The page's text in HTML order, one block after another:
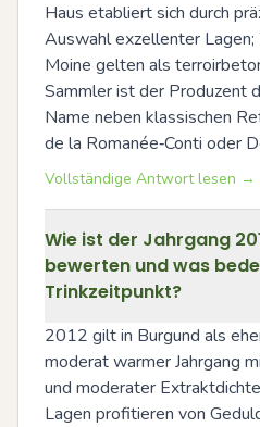
Haus etabliert sich durch
Auswahl exzellenter
Moine gelten als
Sammler ist der Produzent
Name neben klassischen
de la Romanée‑Conti oder
Vollständige Antwort lesen →
Wie ist der Jahrgang
bewerten und was
Trinkzeitpunkt?
2012 gilt in Burgund als
moderat warmer Jahrgang
und moderater
Lagen profitieren von